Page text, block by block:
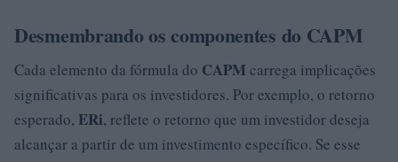
Desmembrando os componentes do CAPM
Cada elemento da fórmula do CAPM carrega implicações
significativas para os investidores. Por exemplo, o retorno
esperado, ERi, reflete o retorno que um investidor deseja
alcançar a partir de um investimento específico. Se esse